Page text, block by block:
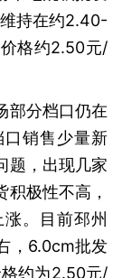
持在约2.40-
格约2.50元/
部分档口仍在
销售少量新
题，出现几家
极性不高，
。目前邳州
，6.0cm批发
约为2.50元/